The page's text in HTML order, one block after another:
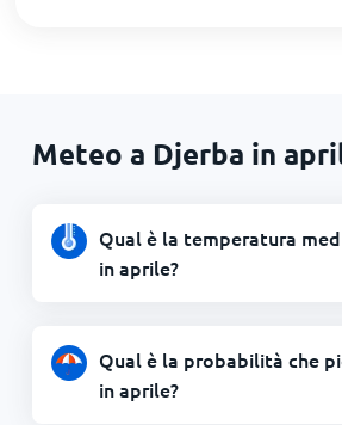
Meteo a Djerba in
Qual è la temperatura
in aprile?
Qual è la probabilità che
in aprile?